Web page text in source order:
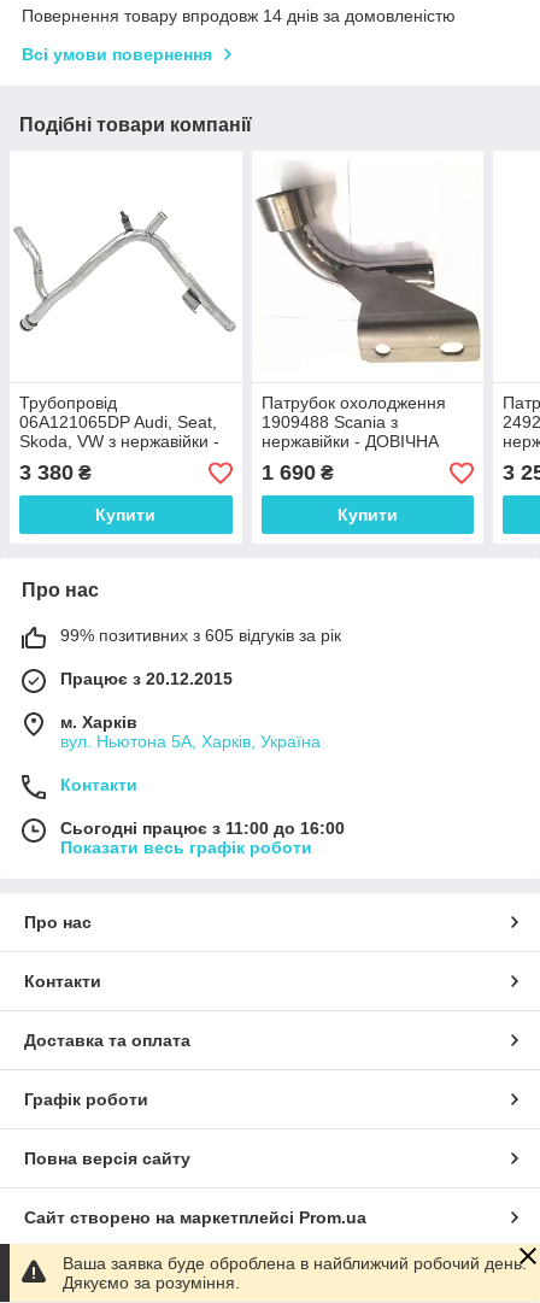
Повернення товару впродовж 14 днів за домовленістю
Всі умови повернення
Подібні товари компанії
Трубопровід
06A121065DP Audi, Seat,
Skoda, VW з нержавійки -
ДОВІЧНА ГАРАНТІЯ
3 380 ₴
Купити
Патрубок охолодження
1909488 Scania з
нержавійки - ДОВІЧНА
ГАРАНТІЯ
1 690₴
Купити
3
Про нас
99% позитивних з 605 відгуків за рік
Працює з 20.12.2015
м. Харків
вул. Ньютона 5А, Харків, Україна
Контакти
Сьогодні працює з 11:00 до 16:00
Показати весь графік роботи
Про нас
Контакти
Доставка та оплата
Графік роботи
Повна версія сайту
Сайт створено на маркетплейсі Prom.ua
Політика конфіденційності
Ваша заявка буде оброблена в найближчий робочий день.
Дякуємо за розуміння.